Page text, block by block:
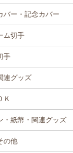
バー・記念カバー
ム切手
手
連グッズ
Ｋ
・紙幣・関連グッズ
の他